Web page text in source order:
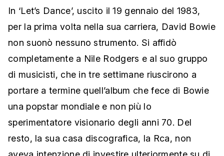
In ‘Let’s Dance’, uscito il 19 gennaio del 1983,
per la prima volta nella sua carriera, David Bowie
non suonò nessuno strumento. Si affidò
completamente a Nile Rodgers e al suo gruppo
di musicisti, che in tre settimane riuscirono a
portare a termine quell’album che fece di Bowie
una popstar mondiale e non più lo
sperimentatore visionario degli anni 70. Del
resto, la sua casa discografica, la Rca, non